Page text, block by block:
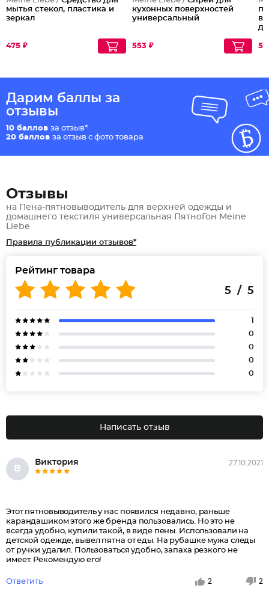
мытья стекол, пластика и
зеркал
475 ₽
кухонных поверхностей
универсальный
553 ₽
Дарим баллы за
отзывы
10 баллов за отзыв*
20 баллов за отзыв с фото товара
Отзывы
на Пена-пятновыводитель для верхней одежды и
домашнего текстиля универсальная ПятноГон Meine
Liebe
Правила публикации отзывов*
Рейтинг товара
5 / 5
1
0
0
0
0
Написать отзыв
В
Виктория 27.10.2021
Этот пятновыводитель у нас появился недавно, раньше
карандашиком этого же бренда пользовались. Но это не
всегда удобно, купили такой, в виде пены. Использовали на
детской одежде, вывел пятна от еды. На рубашке мужа следы
от ручки удалил. Пользоваться удобно, запаха резкого не
имеет. Рекомендую его!
Ответить 2 2